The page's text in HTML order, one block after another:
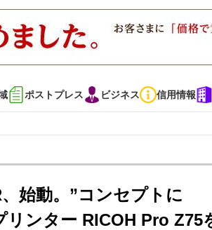
ポストプレス ビジネス 信用情報
レクション
ストプレス ビジネス イベント 信用情報
始動。”コンセプトに
ンター RICOH Pro Z75